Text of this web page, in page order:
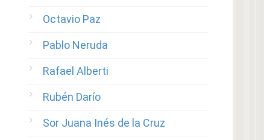
Octavio Paz
Pablo Neruda
Rafael Alberti
Rubén Darío
Sor Juana Inés de la Cruz